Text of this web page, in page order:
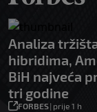
Analiza
hibridima,
BiH najveća
tri godine
FORBES| prije 1 h